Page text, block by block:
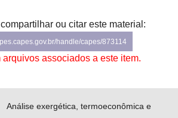
ou citar este material:
handle/capes/873114
arquivos associados a este item.
Análise exergética, termoeconômica e